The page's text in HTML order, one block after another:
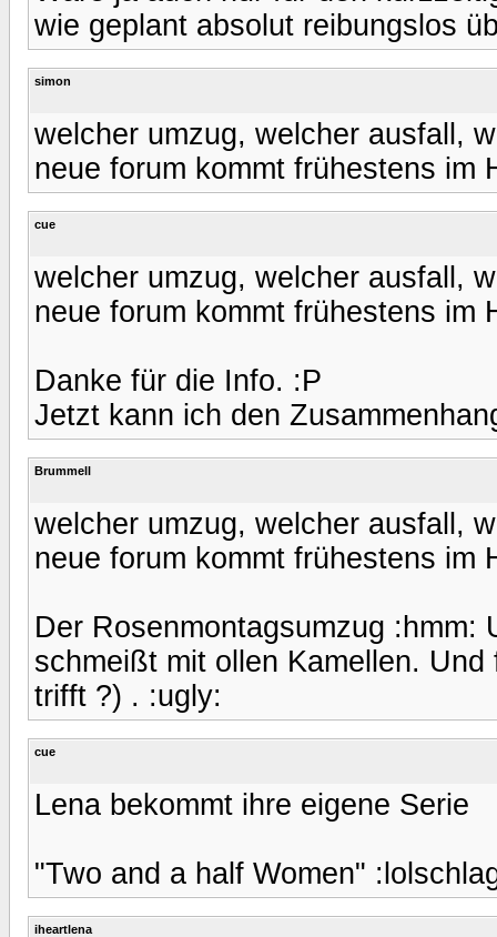
wie geplant absolut reibungslos
simon
welcher umzug, welcher ausfall,
neue forum kommt frühestens im
cue
welcher umzug, welcher ausfall,
neue forum kommt frühestens im
Danke für die Info. :P
Jetzt kann ich den
Brummell
welcher umzug, welcher ausfall,
neue forum kommt frühestens im
Der Rosenmontagsumzug :hmm:
schmeißt mit ollen Kamellen.
trifft ?) . :ugly:
cue
Lena bekommt ihre eigene Serie
"Two and a half Women"
iheartlena